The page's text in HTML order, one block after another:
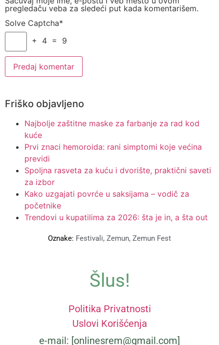
pregledaču veba za sledeći put kada komentarišem.
Solve Captcha*
+ 4 = 9
Friško objavljeno
Najbolje zaštitne maske za farbanje za rad kod
kuće
Prvi znaci hemoroida: rani simptomi koje većina
previdi
Spoljna rasveta za kuću i dvorište, praktični saveti
za izbor
Kako uzgajati povrće u saksijama – vodič za
početnike
Trendovi u kupatilima za 2026: šta je in, a šta out
Festivali, Zemun, Zemun Fest
Oznake:
Politika Privatnosti
Uslovi Korišćenja
e-mail: [onlinesrem@gmail.com]
Šlus!